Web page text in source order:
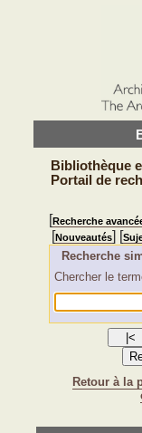
Bibliothèque
Portail de
[Recherche
[Nouveautés] [
Recherche
Chercher le
Retour à la